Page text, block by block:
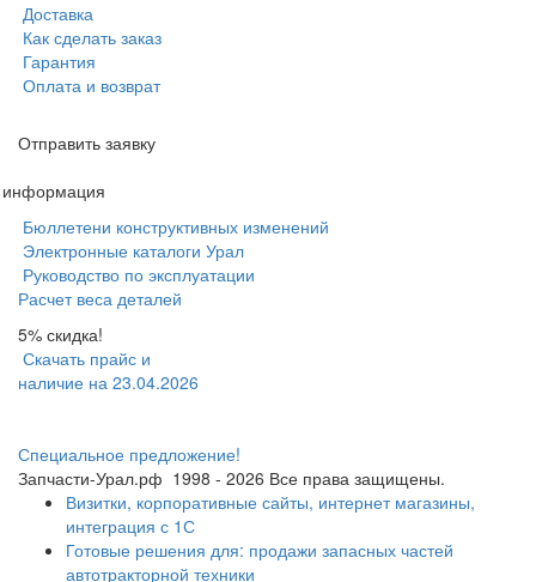
Доставка
Как сделать заказ
Гарантия
Оплата и возврат
Отправить заявку
информация
Бюллетени конструктивных изменений
Электронные каталоги Урал
Руководство по эксплуатации
Расчет веса деталей
5% скидка!
Скачать прайс и
наличие на 23.04.2026
Специальное предложение!
Запчасти-Урал.рф 1998 - 2026 Все права защищены.
Визитки, корпоративные сайты, интернет магазины,
интеграция с 1С
Готовые решения для: продажи запасных частей
автотракторной техники